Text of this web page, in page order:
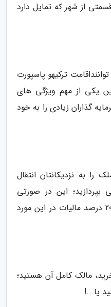
از شهر که تمایل دارد
ترکیهو پاسپورت
یکی از مهم ویژگی های
گذاران زیادی را به خود
را به نزدیکانتان انتقال
این در صورتی
است که در بعضی کشورها تا 20 درصد مالیات در این مورد
مالک کامل آن هستید؛
یا...!